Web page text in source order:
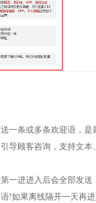
一条或多条欢迎语，是
导顾客咨询，支持文本
一进进入后会全部发送
!如果离线隔开一天再